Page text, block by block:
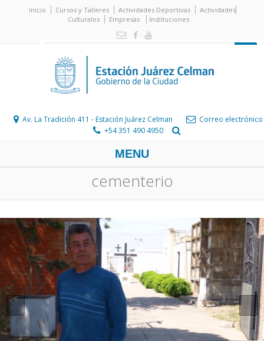
Inicio Cursos y Talleres Actividades Deportivas
Actividades
Culturales
Empresas Instituciones
Av. La Tradición 411 - Estación Juárez Celman
Correo electrónico
+54 351 490 4950
MENU
cementerio